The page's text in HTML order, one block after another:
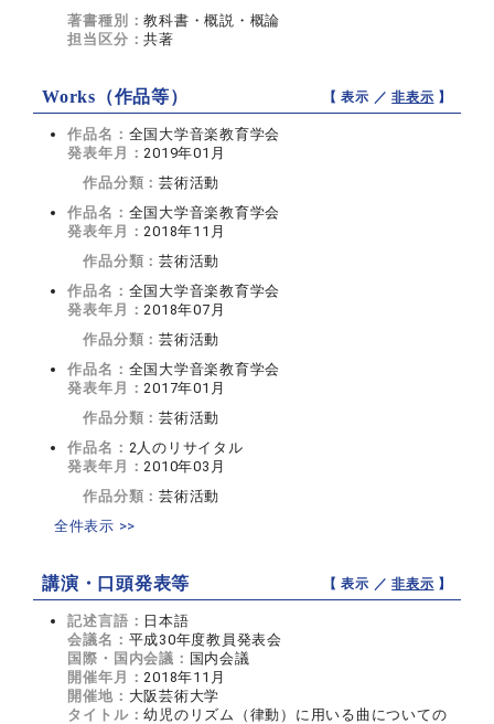
著書種別：教科書・概説・概論
担当区分：共著
Works（作品等） 【 表示 ／非表示 】
作品名： 全国大学音楽教育学会
発表年月：2019年01月
作品分類：芸術活動
作品名： 全国大学音楽教育学会
発表年月：2018年11月
作品分類：芸術活動
作品名： 全国大学音楽教育学会
発表年月：2018年07月
作品分類：芸術活動
作品名： 全国大学音楽教育学会
発表年月：2017年01月
作品分類：芸術活動
作品名： 2人のリサイタル
発表年月：2010年03月
作品分類：芸術活動
全件表示 >>
講演・口頭発表等 【 表示 ／非表示 】
記述言語： 日本語
会議名： 平成30年度教員発表会
国際・国内会議： 国内会議
開催年月：2018年11月
開催地： 大阪芸術大学
タイトル：幼児のリズム（律動）に用いる曲についての